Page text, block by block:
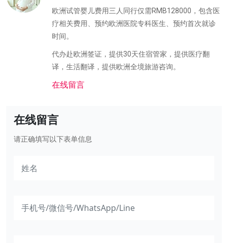
欧洲试管婴儿费用三人同行仅需RMB128000，包含医
疗相关费用、预约欧洲医院专科医生、预约首次就诊
时间。
代办赴欧洲签证，提供30天住宿管家，提供医疗翻
译，生活翻译，提供欧洲全境旅游咨询。
在线留言
在线留言
请正确填写以下表单信息